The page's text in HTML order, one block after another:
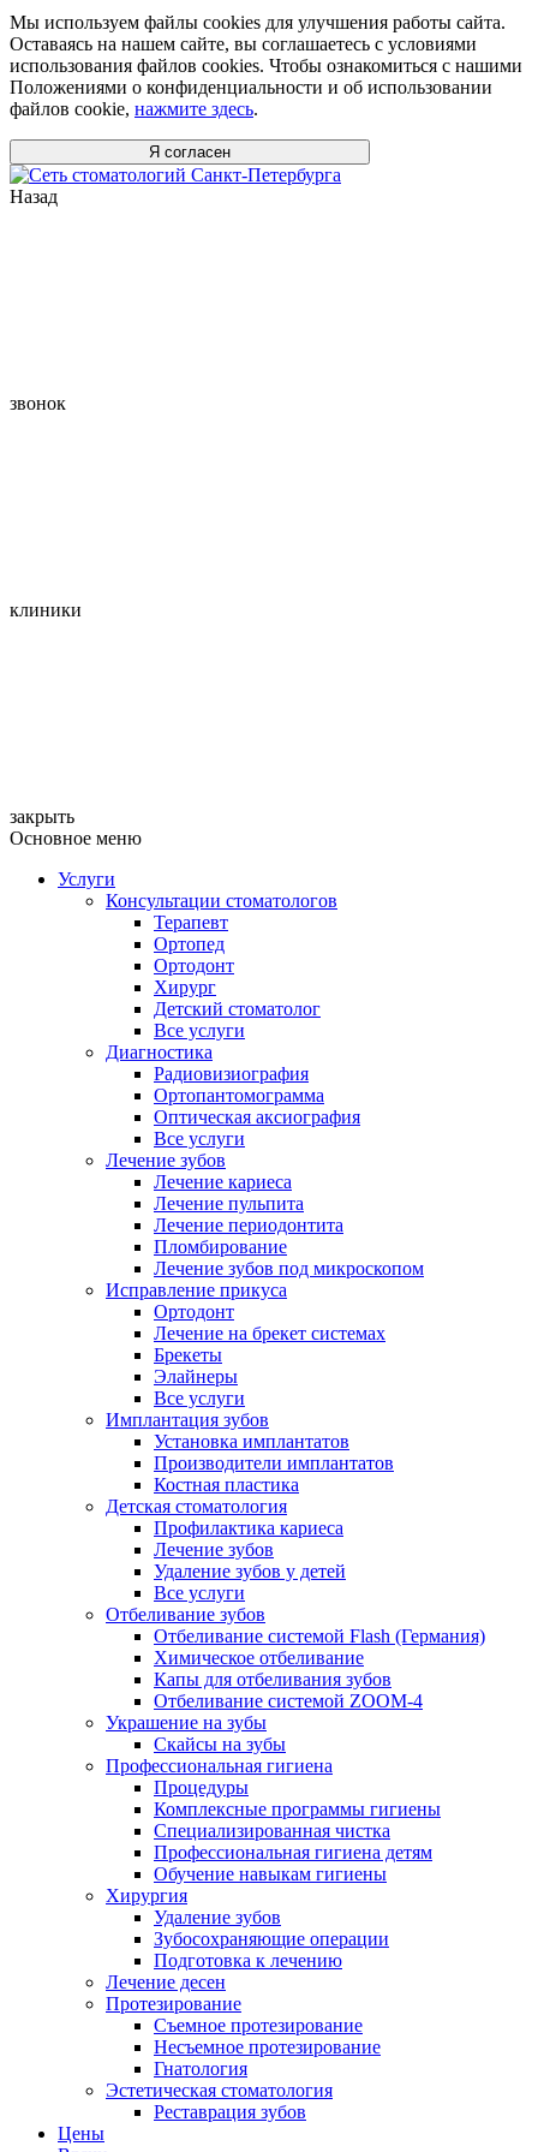
Мы используем файлы cookies для улучшения работы сайта.
Оставаясь на нашем сайте, вы соглашаетесь с условиями
использования файлов cookies. Чтобы ознакомиться с нашими
Положениями о конфиденциальности и об использовании
файлов cookie, нажмите здесь.
Я согласен
Назад
звонок
клиники
закрыть
Основное меню
Услуги
Консультации стоматологов
Терапевт
Ортопед
Ортодонт
Хирург
Детский стоматолог
Все услуги
Диагностика
Радиовизиография
Ортопантомограмма
Оптическая аксиография
Все услуги
Лечение зубов
Лечение кариеса
Лечение пульпита
Лечение периодонтита
Пломбирование
Лечение зубов под микроскопом
Исправление прикуса
Ортодонт
Лечение на брекет системах
Брекеты
Элайнеры
Все услуги
Имплантация зубов
Установка имплантатов
Производители имплантатов
Костная пластика
Детская стоматология
Профилактика кариеса
Лечение зубов
Удаление зубов у детей
Все услуги
Отбеливание зубов
Отбеливание системой Flash (Германия)
Химическое отбеливание
Капы для отбеливания зубов
Отбеливание системой ZOOM-4
Украшение на зубы
Скайсы на зубы
Профессиональная гигиена
Процедуры
Комплексные программы гигиены
Специализированная чистка
Профессиональная гигиена детям
Обучение навыкам гигиены
Хирургия
Удаление зубов
Зубосохраняющие операции
Подготовка к лечению
Лечение десен
Протезирование
Съемное протезирование
Несъемное протезирование
Гнатология
Эстетическая стоматология
Реставрация зубов
Цены